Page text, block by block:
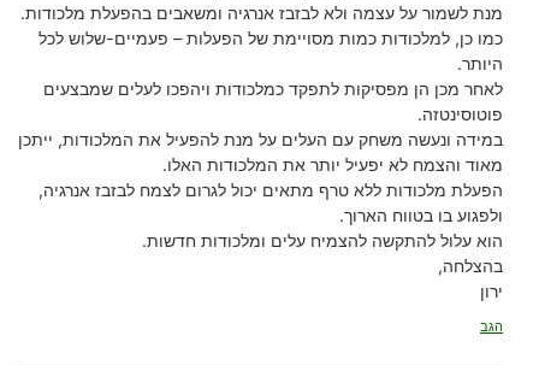
מנת לשמור על עצמה ולא לבזבז אנרגיה ומשאבים בהפעלת מלכודות.
כמו כן, למלכודות כמות מסויימת של הפעלות – פעמיים-שלוש לכל
היותר.
לאחר מכן הן מפסיקות לתפקד כמלכודות ויהפכו לעלים שמבצעים
פוטוסינטזה.
במידה ונעשה משחק עם העלים על מנת להפעיל את המלכודות, ייתכן
מאוד והצמח לא יפעיל יותר את המלכודות האלו.
הפעלת מלכודות ללא טרף מתאים יכול לגרום לצמח לבזבז אנרגיה,
ולפגוע בו בטווח הארוך.
הוא עלול להתקשה להצמיח עלים ומלכודות חדשות.
בהצלחה,
ירון
הגב